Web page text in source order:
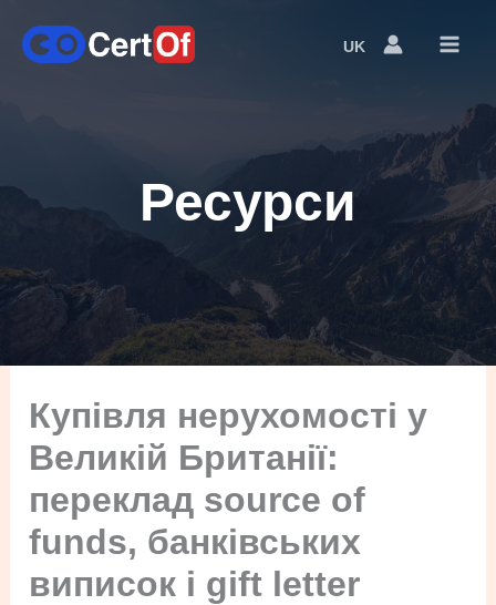
UKLanguage
Ресурси
Купівля нерухомості у
Великій Британії:
переклад source of
funds, банківських
виписок і gift letter